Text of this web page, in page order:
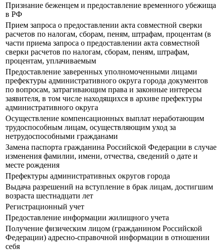
Признание беженцем и предоставление временного убежища
в РФ
Прием запроса о предоставлении акта совместной сверки
расчетов по налогам, сборам, пеням, штрафам, процентам (в
части приема запроса о предоставлении акта совместной
сверки расчетов по налогам, сборам, пеням, штрафам,
процентам, уплачиваемым
Предоставление заверенных уполномоченными лицами
префектуры административного округа города документов
по вопросам, затрагивающим права и законные интересы
заявителя, в том числе находящихся в архиве префектуры
административного округа
Осуществление компенсационных выплат неработающим
трудоспособным лицам, осуществляющим уход за
нетрудоспособными гражданами
Замена паспорта гражданина Российской Федерации в случае
изменения фамилии, имени, отчества, сведений о дате и
месте рождения
Префектуры административных округов города
Выдача разрешений на вступление в брак лицам, достигшим
возраста шестнадцати лет
Регистрационный учет
Предоставление информации жилищного учета
Получение физическим лицом (гражданином Российской
Федерации) адресно-справочной информации в отношении
себя